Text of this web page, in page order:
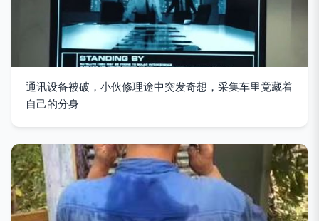
通讯设备被破，小伙修理途中突发奇想，采集车里竟藏着
自己的分身